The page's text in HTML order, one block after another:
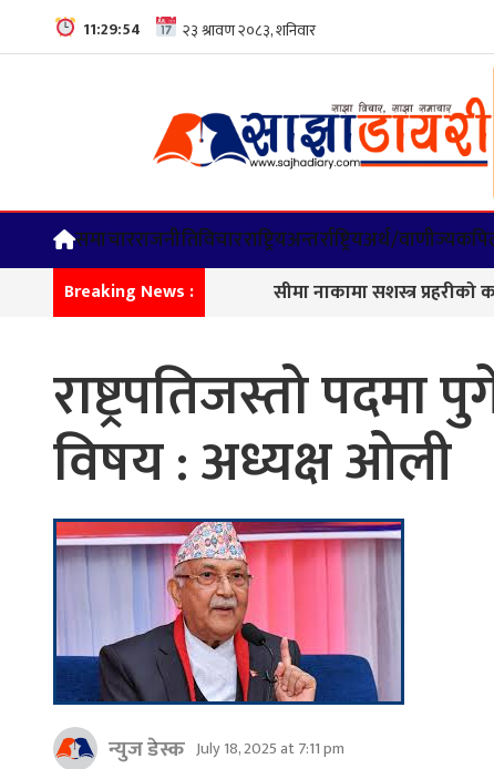
11:29:55
समाचारराजनीतिविचारराष्ट्रियअन्तर्राष्ट्रियअर्थ/वाणीज्य
Breaking News : सीमा नाकामा सशस्त्र प्रहरीको कडा
राष्ट्रपतिजस्तो पदमा
विषय : अध्यक्ष ओली
न्युज डेस्क July 18, 2025 at 7:11 pm